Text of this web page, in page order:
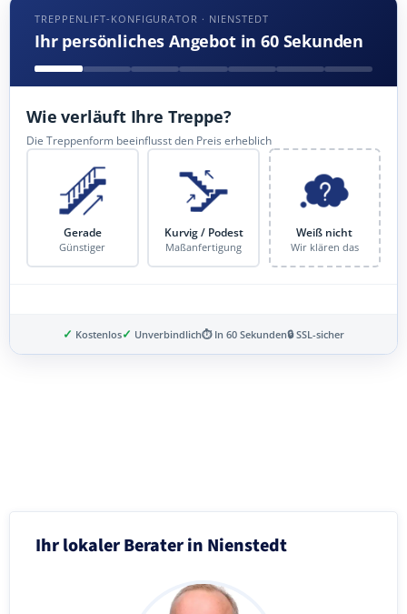
TREPPENLIFT-KONFIGURATOR · NIENSTEDT
Ihr persönliches Angebot in 60 Sekunden
Wie verläuft Ihre Treppe?
Die Treppenform beeinflusst den Preis erheblich
Gerade
Günstiger
Kurvig / Podest
Maßanfertigung
Weiß nicht
Wir klären das
✓ Kostenlos✓ Unverbindlich⏱ In 60 Sekunden🔒 SSL-sicher
Ihr lokaler Berater in Nienstedt